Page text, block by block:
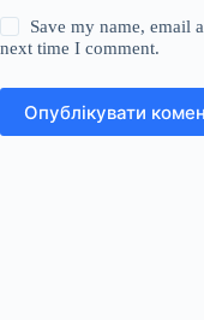
Save my name, email
next time I comment.
Опублікувати